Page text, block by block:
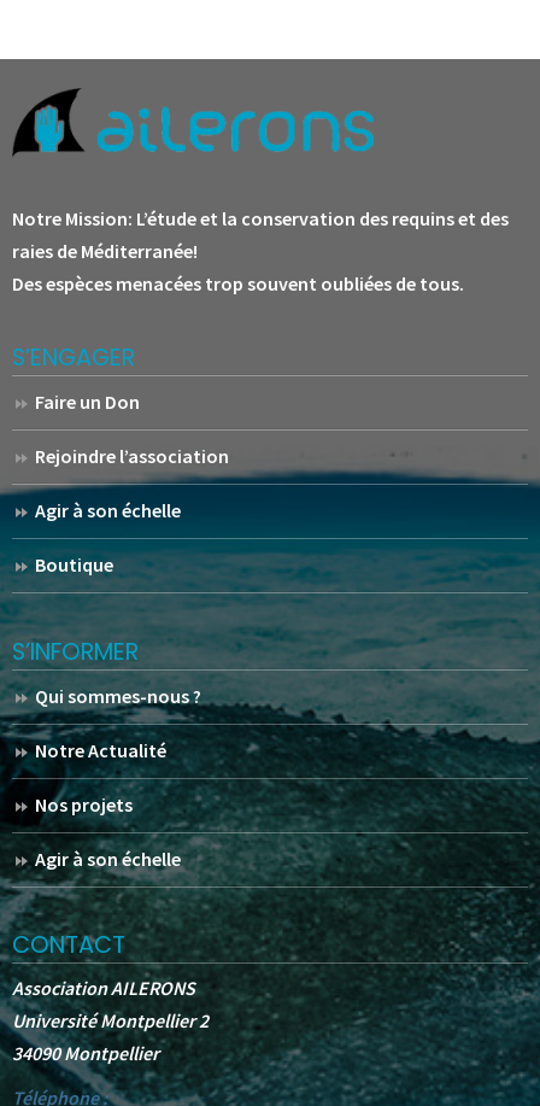
Notre Mission: L’étude et la conservation des requins et des
raies de Méditerranée!
Des espèces menacées trop souvent oubliées de tous.
S’ENGAGER
Faire un Don
Rejoindre l’association
Agir à son échelle
Boutique
S’INFORMER
Qui sommes-nous ?
Notre Actualité
Nos projets
Agir à son échelle
CONTACT
Association AILERONS
Université Montpellier 2
34090 Montpellier
Téléphone :